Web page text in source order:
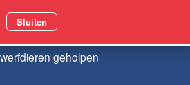
geholpen
Sluiten